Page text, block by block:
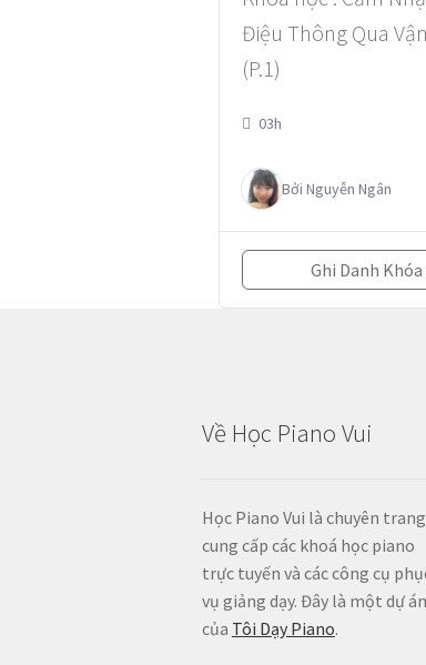
Điệu Thông Qua
(P.1)
03h
Bởi Nguyễn Ngân
Ghi Danh
Về Học Piano Vui
Học Piano Vui là chuyên trang
cung cấp các khoá học piano
trực tuyến và các công cụ
vụ giảng dạy. Đây là một dự án
của Tôi Dạy Piano.